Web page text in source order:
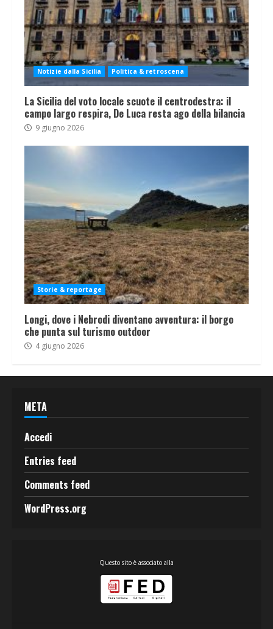
Notizie dalla Sicilia Politica & retroscena
La Sicilia del voto locale scuote il centrodestra: il
campo largo respira, De Luca resta ago della bilancia
9 giugno 2026
Storie & reportage
Longi, dove i Nebrodi diventano avventura: il borgo
che punta sul turismo outdoor
4 giugno 2026
META
Accedi
Entries feed
Comments feed
WordPress.org
Questo sito è associato alla